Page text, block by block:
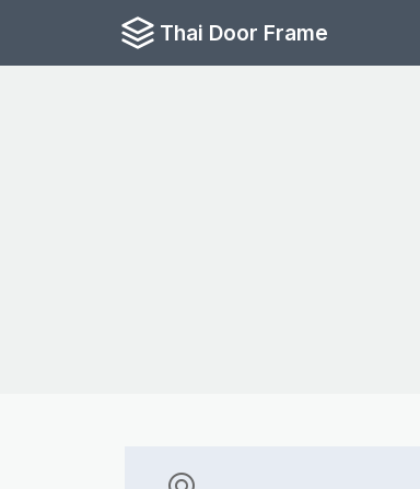
Thai Door Frame